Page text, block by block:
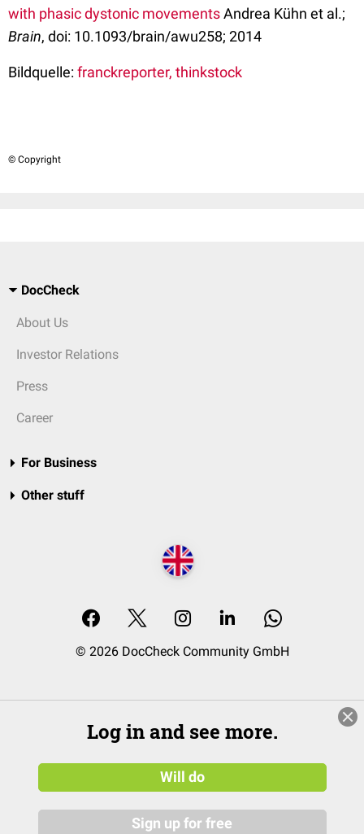
with phasic dystonic movementsAndrea Kühn et al.;
Brain, doi: 10.1093/brain/awu258; 2014
Bildquelle:franckreporter, thinkstock
© Copyright
DocCheck
About Us
Investor Relations
Press
Career
For Business
Other stuff
© 2026 DocCheck Community GmbH
Log in and see more.
Will do
Sign up for free